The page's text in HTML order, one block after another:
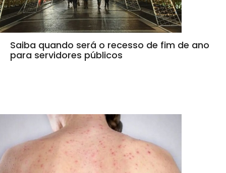
Saiba quando será o recesso de fim de ano
para servidores públicos